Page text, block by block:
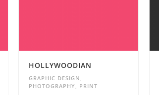
HOLLYWOODIAN
GRAPHIC DESIGN
PHOTOGRAPHY
PRINT